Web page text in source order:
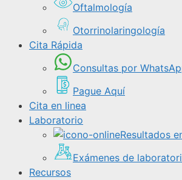
Oftalmología
Otorrinolaringología
Cita Rápida
Consultas por
Pague Aquí
Cita en linea
Laboratorio
Resultados
Exámenes de
Recursos